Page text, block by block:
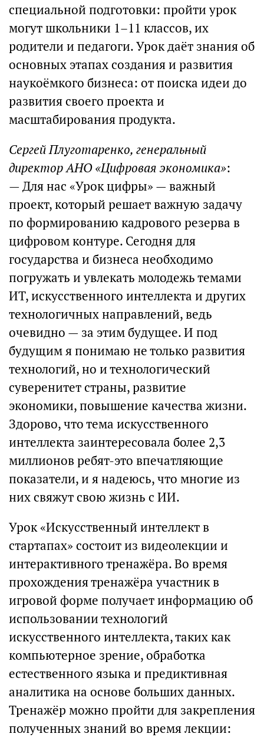
специальной подготовки: пройти урок
могут школьники 1–11 классов, их
родители и педагоги. Урок даёт знания об
основных этапах создания и развития
наукоёмкого бизнеса: от поиска идеи до
развития своего проекта и
масштабирования продукта.
Сергей Плуготаренко, генеральный
директор АНО «Цифровая экономика»:
— Для нас «Урок цифры» — важный
проект, который решает важную задачу
по формированию кадрового резерва в
цифровом контуре. Сегодня для
государства и бизнеса необходимо
погружать и увлекать молодежь темами
ИТ, искусственного интеллекта и других
технологичных направлений, ведь
очевидно — за этим будущее. И под
будущим я понимаю не только развития
технологий, но и технологический
суверенитет страны, развитие
экономики, повышение качества жизни.
Здорово, что тема искусственного
интеллекта заинтересовала более 2,3
миллионов ребят-это впечатляющие
показатели, и я надеюсь, что многие из
них свяжут свою жизнь с ИИ.
Урок «Искусственный интеллект в
стартапах» состоит из видеолекции и
интерактивного тренажёра. Во время
прохождения тренажёра участник в
игровой форме получает информацию об
использовании технологий
искусственного интеллекта, таких как
компьютерное зрение, обработка
естественного языка и предиктивная
аналитика на основе больших данных.
Тренажёр можно пройти для закрепления
полученных знаний во время лекции: